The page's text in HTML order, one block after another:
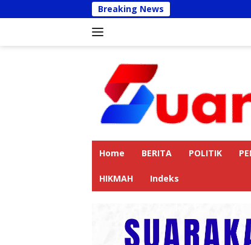
ke
Breaking News Kapolres
Home BERITA POLITIK
HIKMAH Indeks